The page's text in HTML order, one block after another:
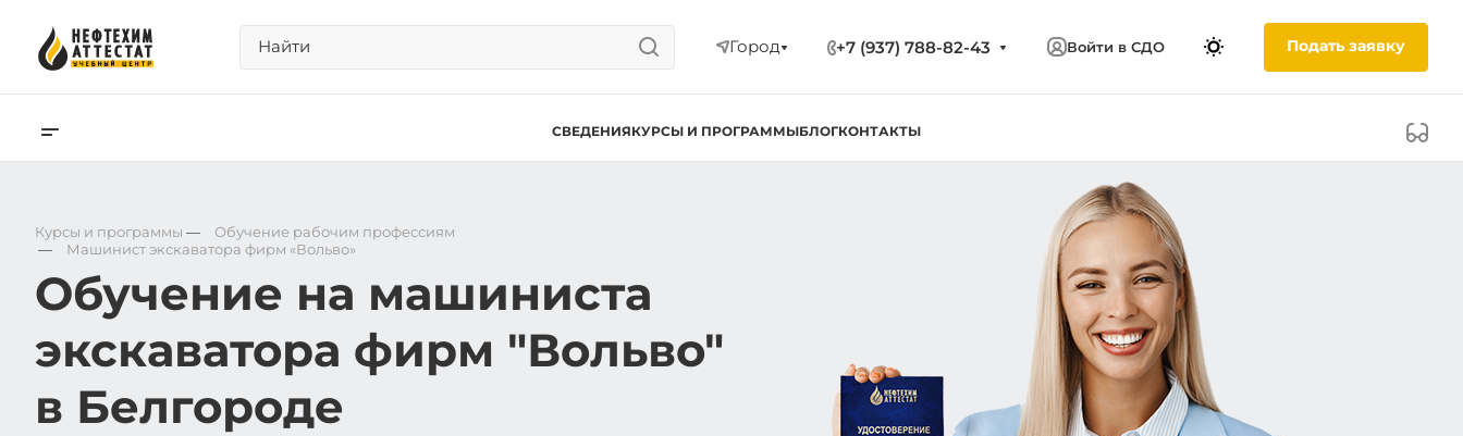
Город +7 (937) 788-82-43 Войти в СДО Подать заявку
СВЕДЕНИЯКУРСЫ И ПРОГРАММЫБЛОГКОНТАКТЫ
Курсы и программы —
Обучение рабочим профессиям
—
Машинист экскаватора фирм «Вольво»
Обучение на машиниста
экскаватора фирм "Вольво"
в Белгороде